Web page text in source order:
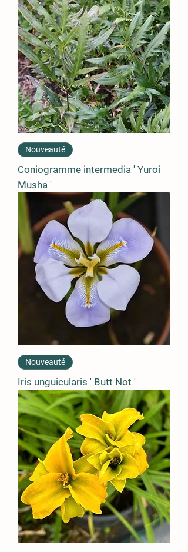
Nouveauté
Coniogramme intermedia ' Yuroi
Musha '
Nouveauté
Iris unguicularis ' Butt Not '